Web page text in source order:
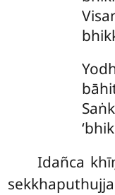
Idañca